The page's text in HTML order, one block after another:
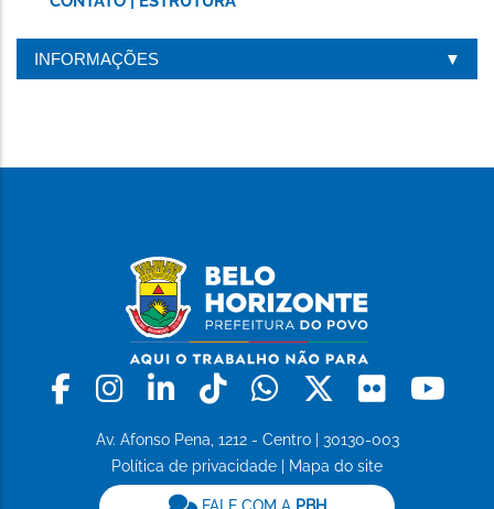
INFORMAÇÕES
Facebook
Instagram
LinkedinTiktokWhatsapp
X Flickr
Av. Afonso Pena, 1212 - Centro | 30130-003
Política de privacidade
Mapa do site